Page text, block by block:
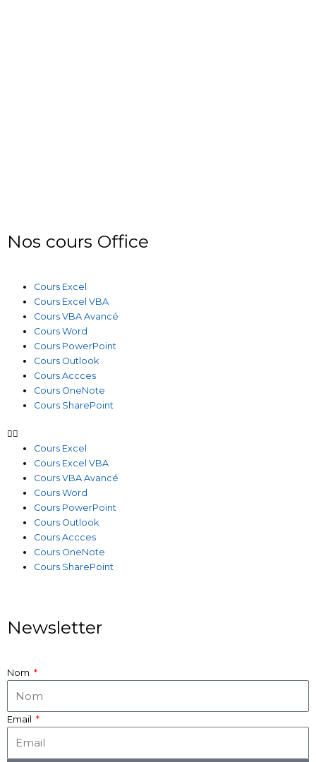
Nos cours Office
Cours Excel
Cours Excel VBA
Cours VBA Avancé
Cours Word
Cours PowerPoint
Cours Outlook
Cours Accces
Cours OneNote
Cours SharePoint
Cours Excel
Cours Excel VBA
Cours VBA Avancé
Cours Word
Cours PowerPoint
Cours Outlook
Cours Accces
Cours OneNote
Cours SharePoint
Newsletter
Nom
Email